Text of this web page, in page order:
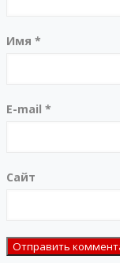
Имя *
E-mail *
Сайт